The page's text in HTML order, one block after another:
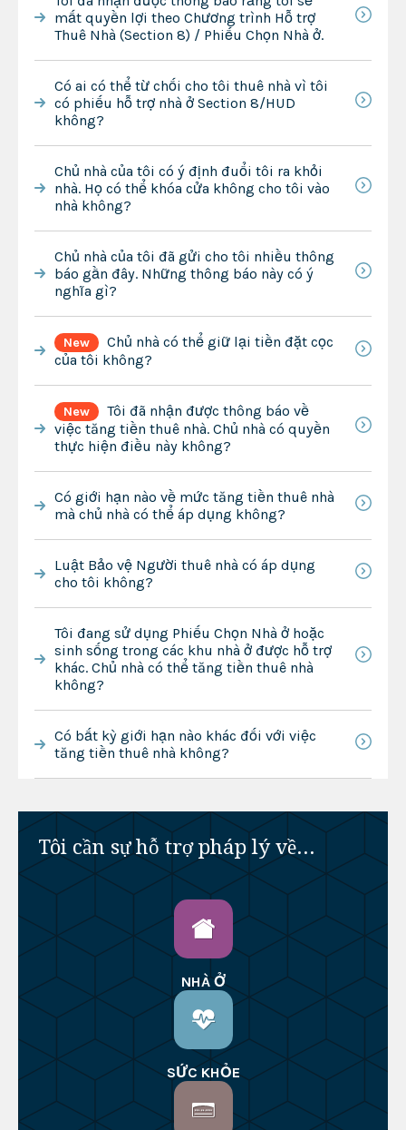
mất quyền lợi theo Chương trình Hỗ trợ
Thuê Nhà (Section 8) / Phiếu Chọn Nhà ở.
Có ai có thể từ chối cho tôi thuê nhà vì tôi
có phiếu hỗ trợ nhà ở Section 8/HUD
không?
Chủ nhà của tôi có ý định đuổi tôi ra khỏi
nhà. Họ có thể khóa cửa không cho tôi vào
nhà không?
Chủ nhà của tôi đã gửi cho tôi nhiều thông
báo gần đây. Những thông báo này có ý
nghĩa gì?
New
Chủ nhà có thể giữ lại tiền đặt cọc
của tôi không?
New
Tôi đã nhận được thông báo về
việc tăng tiền thuê nhà. Chủ nhà có quyền
thực hiện điều này không?
Có giới hạn nào về mức tăng tiền thuê nhà
mà chủ nhà có thể áp dụng không?
Luật Bảo vệ Người thuê nhà có áp dụng
cho tôi không?
Tôi đang sử dụng Phiếu Chọn Nhà ở hoặc
sinh sống trong các khu nhà ở được hỗ trợ
khác. Chủ nhà có thể tăng tiền thuê nhà
không?
Có bất kỳ giới hạn nào khác đối với việc
tăng tiền thuê nhà không?
Tôi cần sự hỗ trợ pháp lý về...
NHÀ Ở
SỨC KHỎE